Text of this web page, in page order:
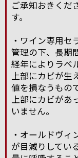
ご承知おきくだ
す。
・ワイン専用セ
管理の下、長期
経年によりラベ
上部にカビが
値を損なうもの
上部にカビがあ
いません。
・オールドヴィ
が目減りしてい